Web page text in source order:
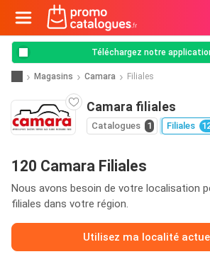
Téléchargez notre
Magasins Camara Filiales
Camara filiales
Catalogues 1 Filiales
120 Camara Filiales
Nous avons besoin de votre localisation
filiales dans votre région.
Utilisez ma localité